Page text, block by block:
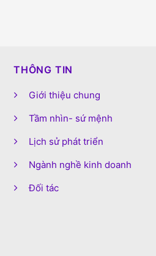
THÔNG TIN
Giới thiệu chung
Tầm nhìn- sứ mệnh
Lịch sử phát triển
Ngành nghề kinh doanh
Đối tác